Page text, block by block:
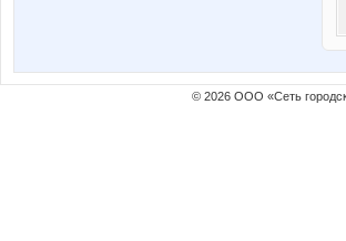
© 2026 ООО «Сеть